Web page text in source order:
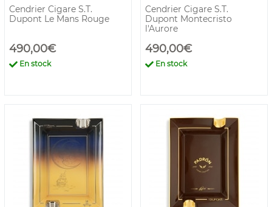
Cendrier Cigare S.T.
Dupont Le Mans Rouge
490,00€
En stock
Cendrier Cigare S.T.
Dupont Montecristo
l'Aurore
490,00€
En stock